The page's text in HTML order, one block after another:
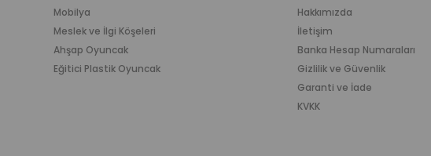
Mobilya
Meslek ve İlgi Köşeleri
Ahşap Oyuncak
Eğitici Plastik Oyuncak
Hakkımızda
İletişim
Banka Hesap Numaraları
Gizlilik ve Güvenlik
Garanti ve İade
KVKK